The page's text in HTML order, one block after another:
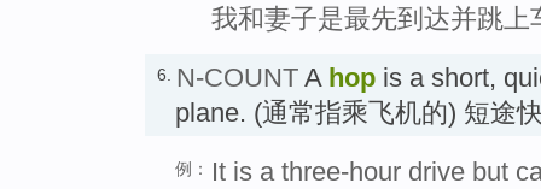
我和妻子是最先到达并跳上
6. N-COUNT A hop is a short,
plane. (通常指乘飞机的) 短途
例：
It is a three-hour drive but